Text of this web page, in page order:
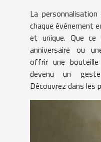
La
chaque événement
et unique. Que
anniversaire ou
offrir une bouteille
devenu un
Découvrez dans les